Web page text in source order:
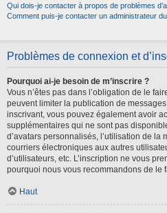
Qui dois-je contacter à propos de problèmes
Comment puis-je contacter un administrateur
Problèmes de connexion et
Pourquoi ai-je besoin de m’inscrire ?
Vous n’êtes pas dans l’obligation de le
peuvent limiter la publication de
inscrivant, vous pouvez également avoir
supplémentaires qui ne sont pas
d’avatars personnalisés, l’utilisation de la
courriers électroniques aux autres
d’utilisateurs, etc. L’inscription ne vous
pourquoi nous vous recommandons de le
Haut